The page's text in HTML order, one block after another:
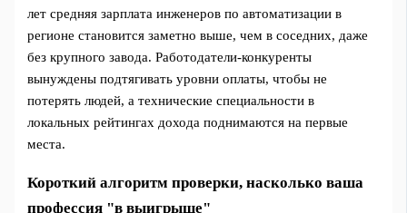
лет средняя зарплата инженеров по автоматизации в
регионе становится заметно выше, чем в соседних, даже
без крупного завода. Работодатели-конкуренты
вынуждены подтягивать уровни оплаты, чтобы не
потерять людей, а технические специальности в
локальных рейтингах дохода поднимаются на первые
места.
Короткий алгоритм проверки, насколько ваша
профессия "в выигрыше"